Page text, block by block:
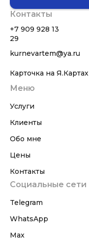
Контакты
+7 909 928 13
29
kurnevartem@ya.ru
Карточка на Я.Картах
Меню
Услуги
Клиенты
Обо мне
Цены
Контакты
Социальные сети
Telegram
WhatsApp
Max